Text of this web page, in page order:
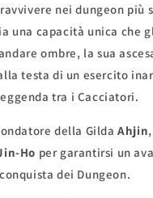
nei dungeon più
una capacità unica che
ombre, la sua
testa di un esercito
tra i Cacciatori.
della GildaAhjin
Ho per garantirsi un
dei Dungeon.